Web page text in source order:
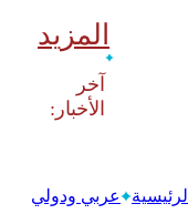
المزيد
‫آخر
الرئيسية عربي ودولي